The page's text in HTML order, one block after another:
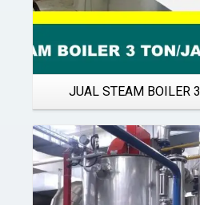
JUAL STEAM BOILER
Details